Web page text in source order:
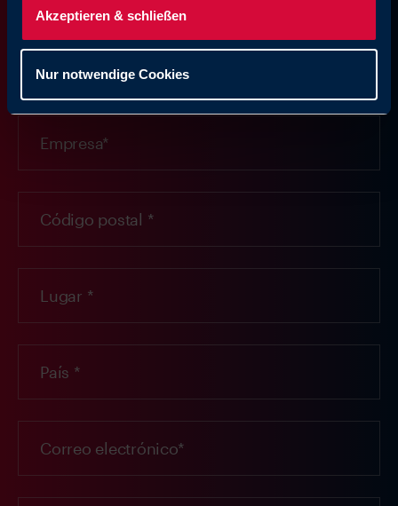
Akzeptieren & schließen
Nur notwendige Cookies